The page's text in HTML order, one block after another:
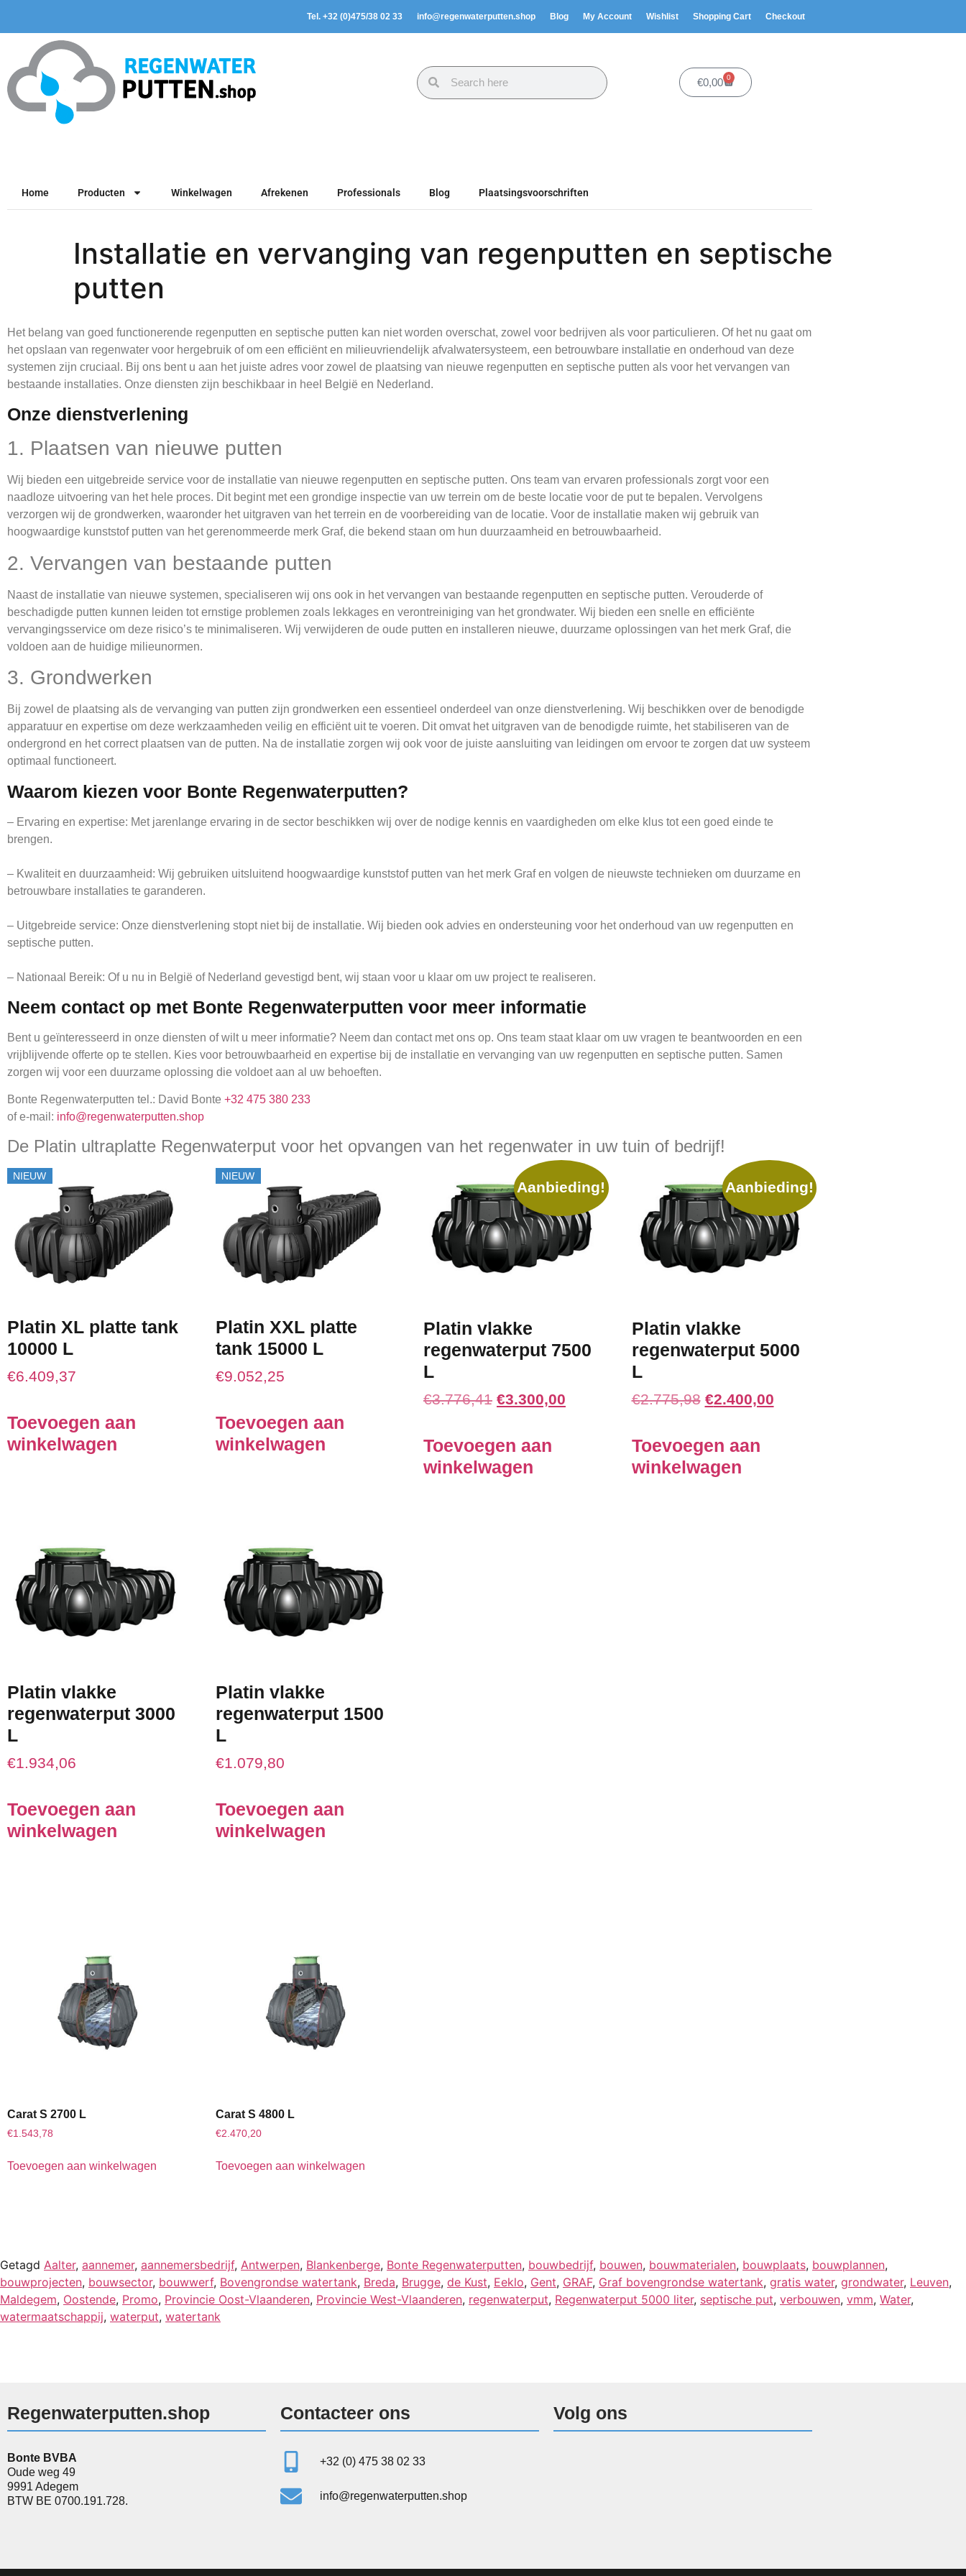
Tel. +32 (0)475/38 02 33 info@regenwaterputten.shop Blog My Account Wishlist Shopping Cart Checkout
€0,00 0
Home Producten Winkelwagen Afrekenen Professionals Blog Plaatsingsvoorschriften
Installatie en vervanging van regenputten en septische
putten
Het belang van goed functionerende regenputten en septische putten kan niet worden overschat, zowel voor bedrijven als voor particulieren. Of het nu gaat om
het opslaan van regenwater voor hergebruik of om een efficiënt en milieuvriendelijk afvalwatersysteem, een betrouwbare installatie en onderhoud van deze
systemen zijn cruciaal. Bij ons bent u aan het juiste adres voor zowel de plaatsing van nieuwe regenputten en septische putten als voor het vervangen van
bestaande installaties. Onze diensten zijn beschikbaar in heel België en Nederland.
Onze dienstverlening
1. Plaatsen van nieuwe putten
Wij bieden een uitgebreide service voor de installatie van nieuwe regenputten en septische putten. Ons team van ervaren professionals zorgt voor een
naadloze uitvoering van het hele proces. Dit begint met een grondige inspectie van uw terrein om de beste locatie voor de put te bepalen. Vervolgens
verzorgen wij de grondwerken, waaronder het uitgraven van het terrein en de voorbereiding van de locatie. Voor de installatie maken wij gebruik van
hoogwaardige kunststof putten van het gerenommeerde merk Graf, die bekend staan om hun duurzaamheid en betrouwbaarheid.
2. Vervangen van bestaande putten
Naast de installatie van nieuwe systemen, specialiseren wij ons ook in het vervangen van bestaande regenputten en septische putten. Verouderde of
beschadigde putten kunnen leiden tot ernstige problemen zoals lekkages en verontreiniging van het grondwater. Wij bieden een snelle en efficiënte
vervangingsservice om deze risico’s te minimaliseren. Wij verwijderen de oude putten en installeren nieuwe, duurzame oplossingen van het merk Graf, die
voldoen aan de huidige milieunormen.
3. Grondwerken
Bij zowel de plaatsing als de vervanging van putten zijn grondwerken een essentieel onderdeel van onze dienstverlening. Wij beschikken over de benodigde
apparatuur en expertise om deze werkzaamheden veilig en efficiënt uit te voeren. Dit omvat het uitgraven van de benodigde ruimte, het stabiliseren van de
ondergrond en het correct plaatsen van de putten. Na de installatie zorgen wij ook voor de juiste aansluiting van leidingen om ervoor te zorgen dat uw systeem
optimaal functioneert.
Waarom kiezen voor Bonte Regenwaterputten?
– Ervaring en expertise: Met jarenlange ervaring in de sector beschikken wij over de nodige kennis en vaardigheden om elke klus tot een goed einde te
brengen.
– Kwaliteit en duurzaamheid: Wij gebruiken uitsluitend hoogwaardige kunststof putten van het merk Graf en volgen de nieuwste technieken om duurzame en
betrouwbare installaties te garanderen.
– Uitgebreide service: Onze dienstverlening stopt niet bij de installatie. Wij bieden ook advies en ondersteuning voor het onderhoud van uw regenputten en
septische putten.
– Nationaal Bereik: Of u nu in België of Nederland gevestigd bent, wij staan voor u klaar om uw project te realiseren.
Neem contact op met Bonte Regenwaterputten voor meer informatie
Bent u geïnteresseerd in onze diensten of wilt u meer informatie? Neem dan contact met ons op. Ons team staat klaar om uw vragen te beantwoorden en een
vrijblijvende offerte op te stellen. Kies voor betrouwbaarheid en expertise bij de installatie en vervanging van uw regenputten en septische putten. Samen
zorgen wij voor een duurzame oplossing die voldoet aan al uw behoeften.
Bonte Regenwaterputten tel.: David Bonte +32 475 380 233
of e-mail: info@regenwaterputten.shop
De Platin ultraplatte Regenwaterput voor het opvangen van het regenwater in uw tuin of bedrijf!
NIEUW
Platin XL platte tank
10000 L
€6.409,37
Toevoegen aan
winkelwagen
NIEUW
Platin XXL platte
tank 15000 L
€9.052,25
Toevoegen aan
winkelwagen
Aanbieding!
Platin vlakke
regenwaterput 7500
L
€3.776,41 €3.300,00
Toevoegen aan
winkelwagen
Aanbieding!
Platin vlakke
regenwaterput 5000
L
€2.775,98 €2.400,00
Toevoegen aan
winkelwagen
Platin vlakke
regenwaterput 3000
L
€1.934,06
Toevoegen aan
winkelwagen
Platin vlakke
regenwaterput 1500
L
€1.079,80
Toevoegen aan
winkelwagen
Carat S 2700 L
€1.543,78
Toevoegen aan winkelwagen
Carat S 4800 L
€2.470,20
Toevoegen aan winkelwagen
Getagd Aalter, aannemer, aannemersbedrijf, Antwerpen, Blankenberge, Bonte Regenwaterputten, bouwbedrijf, bouwen, bouwmaterialen, bouwplaats, bouwplannen,
bouwprojecten, bouwsector, bouwwerf, Bovengrondse watertank, Breda, Brugge, de Kust, Eeklo, Gent, GRAF, Graf bovengrondse watertank, gratis water, grondwater, Leuven,
Maldegem, Oostende, Promo, Provincie Oost-Vlaanderen, Provincie West-Vlaanderen, regenwaterput, Regenwaterput 5000 liter, septische put, verbouwen, vmm, Water,
watermaatschappij, waterput, watertank
Regenwaterputten.shop
Bonte BVBA
Oude weg 49
9991 Adegem
BTW BE 0700.191.728.
Contacteer ons
+32 (0) 475 38 02 33
info@regenwaterputten.shop
Volg ons